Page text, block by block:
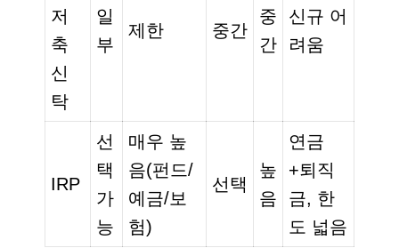
저
축
신
탁
일
부
제한 중간
중
간
신규 어
려움
IRP
선
택
가
능
매우 높
음(펀드/
예금/보
험)
선택
높
음
연금
+퇴직
금, 한
도 넓음